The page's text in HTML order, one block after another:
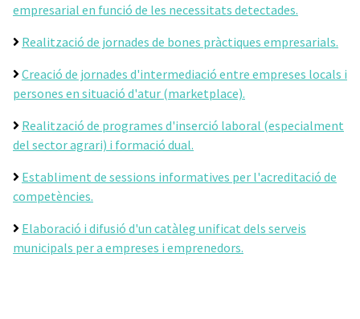
empresarial en funció de les necessitats detectades.
Realització de jornades de bones pràctiques empresarials.
Creació de jornades d'intermediació entre empreses locals i
persones en situació d'atur (marketplace).
Realització de programes d'inserció laboral (especialment
del sector agrari) i formació dual.
Establiment de sessions informatives per l'acreditació de
competències.
Elaboració i difusió d'un catàleg unificat dels serveis
municipals per a empreses i emprenedors.